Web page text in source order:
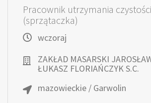
Pracownik utrzymania czystości
(sprzątaczka)
wczoraj
ZAKŁAD MASARSKI
ŁUKASZ FLORIAŃCZYK S.C.
mazowieckie / Garwolin